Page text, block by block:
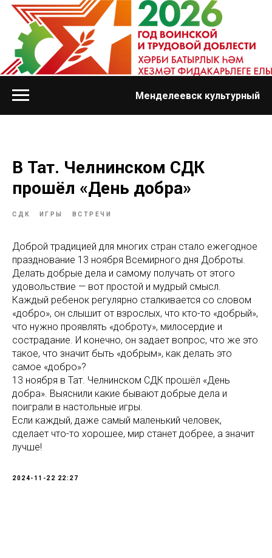
Менделеевск культурный
В Тат. Челнинском СДК
прошёл «День добра»
СДК ИГРЫ ВСТРЕЧИ
Доброй традицией для многих стран стало ежегодное
празднование 13 ноября Всемирного дня Доброты.
Делать добрые дела и самому получать от этого
удовольствие — вот простой и мудрый смысл.
Каждый ребенок регулярно сталкивается со словом
«добро», он слышит от взрослых, что кто-то «добрый»,
что нужно проявлять «доброту», милосердие и
сострадание. И конечно, он задает вопрос, что же это
такое, что значит быть «добрым», как делать это
самое «добро»?
13 ноября в Тат. Челнинском СДК прошёл «День
добра». Выяснили какие бывают добрые дела и
поиграли в настольные игры.
Если каждый, даже самый маленький человек,
сделает что-то хорошее, мир станет добрее, а значит
лучше!
2024-11-22 22:27